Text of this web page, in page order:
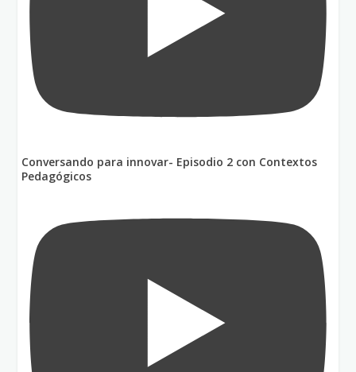
Conversando para innovar- Episodio 2 con Contextos
Pedagógicos